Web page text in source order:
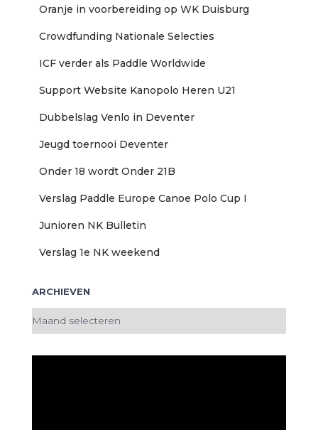
Oranje in voorbereiding op WK Duisburg
Crowdfunding Nationale Selecties
ICF verder als Paddle Worldwide
Support Website Kanopolo Heren U21
Dubbelslag Venlo in Deventer
Jeugd toernooi Deventer
Onder 18 wordt Onder 21B
Verslag Paddle Europe Canoe Polo Cup I
Junioren NK Bulletin
Verslag 1e NK weekend
ARCHIEVEN
A